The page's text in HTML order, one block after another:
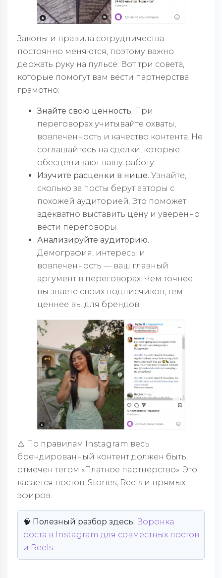
Законы и правила сотрудничества
постоянно меняются, поэтому важно
держать руку на пульсе. Вот три совета,
которые помогут вам вести партнерства
грамотно:
Знайте свою ценность. При
переговорах учитывайте охваты,
вовлеченность и качество контента. Не
соглашайтесь на сделки, которые
обесценивают вашу работу.
Изучите расценки в нише. Узнайте,
сколько за посты берут авторы с
похожей аудиторией. Это поможет
адекватно выставить цену и уверенно
вести переговоры.
Анализируйте аудиторию.
Демография, интересы и
вовлеченность — ваш главный
аргумент в переговорах. Чем точнее
вы знаете своих подписчиков, тем
ценнее вы для брендов.
⚠️ По правилам Instagram весь
брендированный контент должен быть
отмечен тегом «Платное партнерство». Это
касается постов, Stories, Reels и прямых
эфиров.
🧠 Полезный разбор здесь: Воронка
роста в Instagram для совместных постов
и Reels